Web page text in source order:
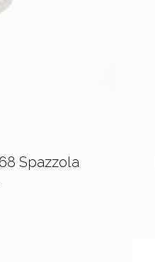
Spazzola